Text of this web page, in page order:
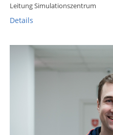
Leitung Simulationszentrum
Details